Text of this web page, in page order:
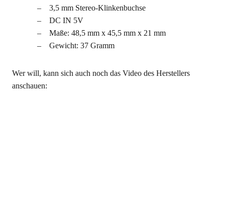
3,5 mm Stereo-Klinkenbuchse
DC IN 5V
Maße: 48,5 mm x 45,5 mm x 21 mm
Gewicht: 37 Gramm
Wer will, kann sich auch noch das Video des Herstellers
anschauen: